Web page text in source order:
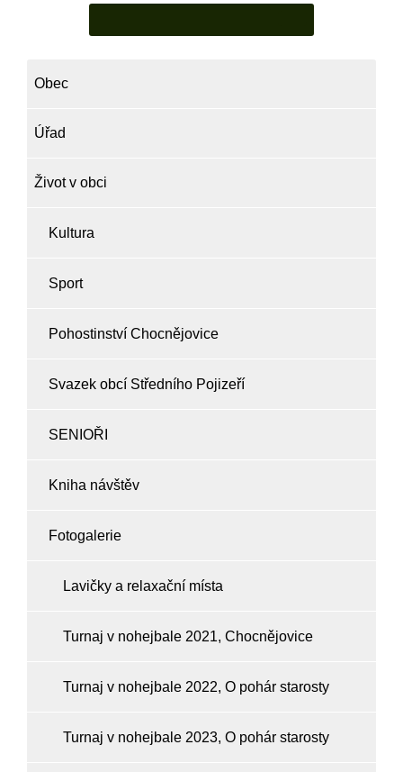
Obec
Úřad
Život v obci
Kultura
Sport
Pohostinství Chocnějovice
Svazek obcí Středního Pojizeří
SENIOŘI
Kniha návštěv
Fotogalerie
Lavičky a relaxační místa
Turnaj v nohejbale 2021, Chocnějovice
Turnaj v nohejbale 2022, O pohár starosty
Turnaj v nohejbale 2023, O pohár starosty